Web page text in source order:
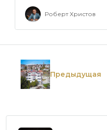
Роберт Христов
Предыдущая